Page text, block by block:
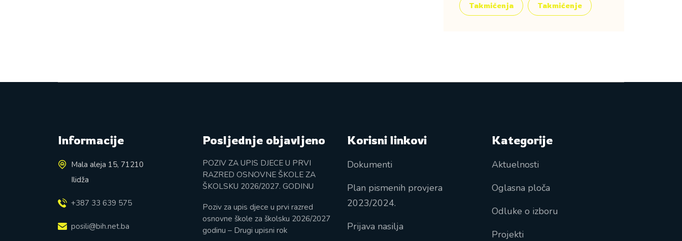
Takmičenja Takmičenje
Informacije
Mala aleja 15, 71210
Ilidža
+387 33 639 575
posili@bih.net.ba
Posljednje objavljeno
POZIV ZA UPIS DJECE U PRVI
RAZRED OSNOVNE ŠKOLE ZA
ŠKOLSKU 2026/2027. GODINU
Poziv za upis djece u prvi razred
osnovne škole za školsku 2026/2027
godinu – Drugi upisni rok
Korisni linkovi
Dokumenti
Plan pismenih provjera
2023/2024.
Prijava nasilja
Kategorije
Aktuelnosti
Oglasna ploča
Odluke o izboru
Projekti